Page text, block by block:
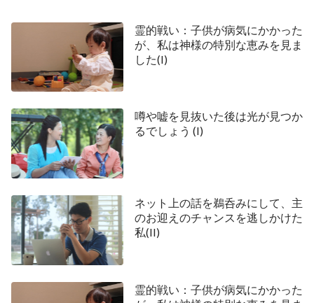
うに求めました、「主よ！私は今、非常に当惑して
います。東方閃電の道に耳を傾けた後、私は確かに
多くの真理や奥義を理解し、彼らがいい人たちだと
感じました。しかしどうして世界で最も権威あるウ
ィキペディアに、東方閃電に対して批判的なプロパ
ガンダが書かれているのでしょうか。全能神教会は
神の教会ではなく人間の組織であると書かれていま
す。ああ、神よ！間違った道を歩んでしまうのでは
ないかと不安です。サタンの罠にかからないよう私
を導き、お守りください。」お祈りをして大分心が
落ち着きましたが、よくよく考えてからもまだ心配
でした。そこで、昔通っていた教会の、仲が良い年
て、彼女はこのように話してくれました。「ウィリ
霊的戦い：子供が病気にかかった
が、私は神様の特別な恵みを見ま
した(I)
噂や嘘を見抜いた後は光が見つか
るでしょう (I)
ネット上の話を鵜呑みにして、主
のお迎えのチャンスを逃しかけた
私(II)
霊的戦い：子供が病気にかかった